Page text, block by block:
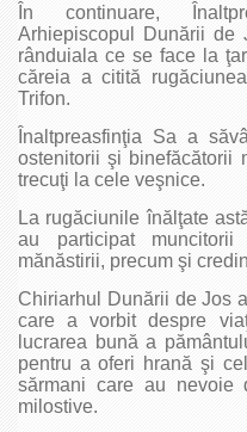
În continuare,
Arhiepiscopul Dunării
rânduiala ce se face la
căreia a citită
Trifon.
Înaltpreasfinţia Sa a
ostenitorii şi binefăcătorii
trecuţi la cele veşnice.
La rugăciunile înălţate
au participat
mănăstirii, precum şi
Chiriarhul Dunării de Jos
care a vorbit despre
lucrarea bună a
pentru a oferi hrană şi
sărmani care au nevoie
milostive.